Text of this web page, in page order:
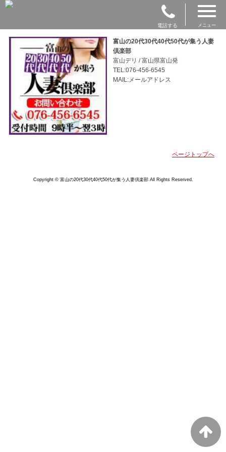
電話する メニュー
富山の20代30代40代50代が集う人妻
倶楽部
富山デリ / 富山県富山発
TEL:076-456-6545
MAIL:メールアドレス
ページトップへ
Copyright © 富山の20代30代40代50代が集う人妻倶楽部 All Rights Reserved.